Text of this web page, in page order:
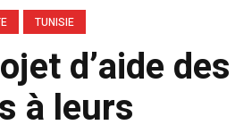
TUNISIE
d’aide des
à leurs